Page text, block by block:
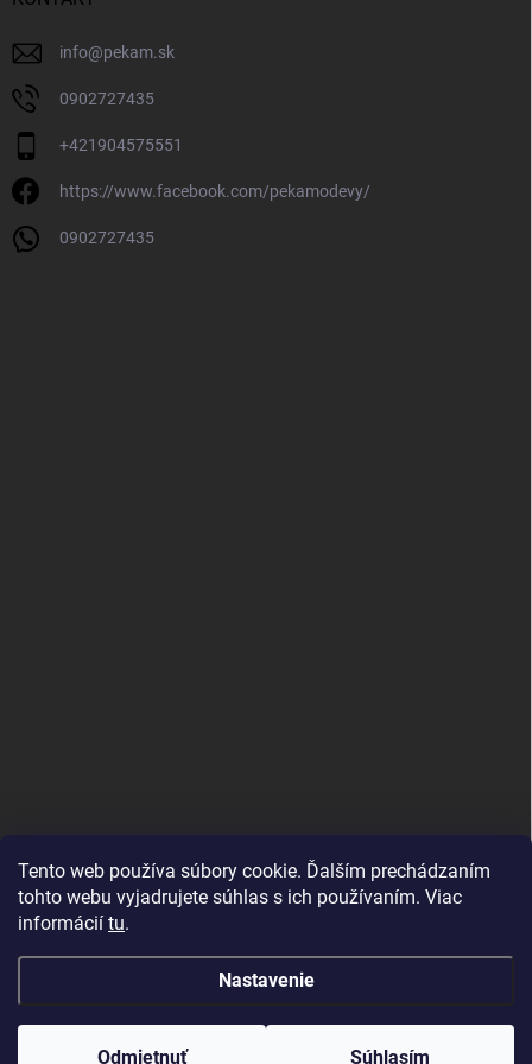
Tento web používa súbory cookie. Ďalším prechádzaním
tohto webu vyjadrujete súhlas s ich používaním. Viac
informácií tu.
Nastavenie
Odmietnuť Súhlasím
info@pekam.sk
0902727435
+421904575551
https://www.facebook.com/pekamodevy/
0902727435
PRIJÍMAME ONLINE PLATBY
Copyright 2026 . Všetky práva vyhradené.